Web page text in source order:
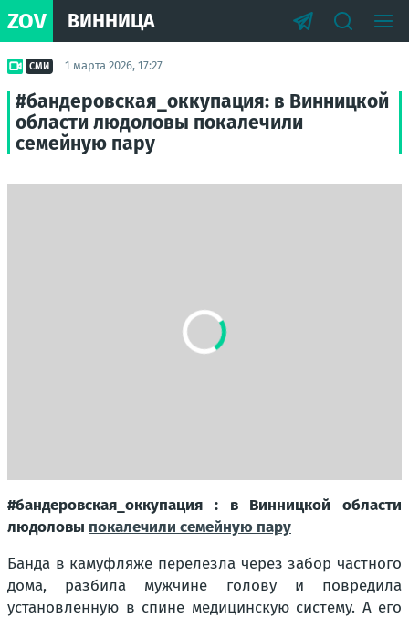
ZOV ВИННИЦА
СМИ 1 марта 2026, 17:27
#бандеровская_оккупация: в Винницкой
области людоловы покалечили
семейную пару
#бандеровская_оккупация : в Винницкой области
людоловы покалечили семейную пару
Банда в камуфляже перелезла через забор частного
дома, разбила мужчине голову и повредила
установленную в спине медицинскую систему. А его